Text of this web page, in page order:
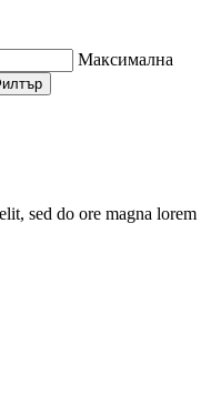
Максимална
sed do ore magna lorem